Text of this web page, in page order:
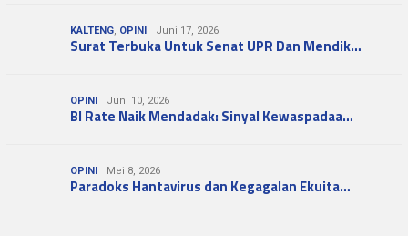
KALTENG, OPINI Juni 17, 2026
Surat Terbuka Untuk Senat UPR Dan Mendik…
OPINI Juni 10, 2026
BI Rate Naik Mendadak: Sinyal Kewaspadaa…
OPINI Mei 8, 2026
Paradoks Hantavirus dan Kegagalan Ekuita…